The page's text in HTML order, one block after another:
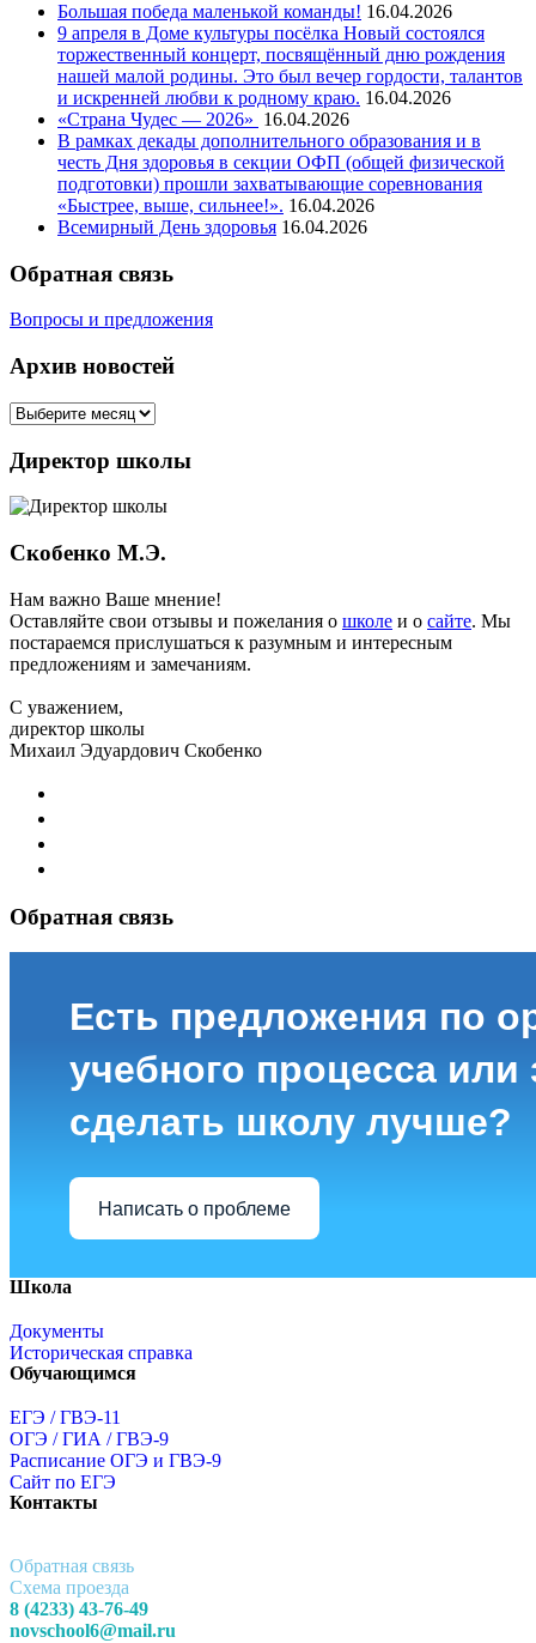
Большая победа маленькой команды! 16.04.2026
9 апреля в Доме культуры посёлка Новый состоялся
торжественный концерт, посвящённый дню рождения
нашей малой родины. Это был вечер гордости, талантов
и искренней любви к родному краю. 16.04.2026
«Страна Чудес — 2026» 16.04.2026
В рамках декады дополнительного образования и в
честь Дня здоровья в секции ОФП (общей физической
подготовки) прошли захватывающие соревнования
«Быстрее, выше, сильнее!». 16.04.2026
Всемирный День здоровья 16.04.2026
Обратная связь
Вопросы и предложения
Архив новостей
Директор школы
Скобенко М.Э.
Нам важно Ваше мнение!
Оставляйте свои отзывы и пожелания о школе и о сайте. Мы
постараемся прислушаться к разумным и интересным
предложениям и замечаниям.
С уважением,
директор школы
Михаил Эдуардович Скобенко
Обратная связь
Есть предложения по
учебного процесса или
сделать школу лучше?
Написать о проблеме
Школа
Документы
Историческая справка
Обучающимся
ЕГЭ / ГВЭ-11
ОГЭ / ГИА / ГВЭ-9
Расписание ОГЭ и ГВЭ-9
Сайт по ЕГЭ
Контакты
Обратная связь
Схема проезда
8 (4233) 43-76-49
novschool6@mail.ru